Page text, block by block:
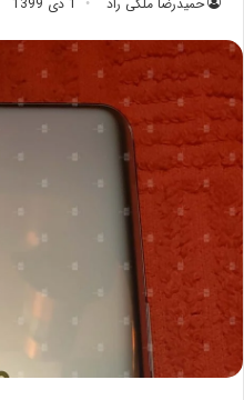
حمیدرضا ملکی راد 1 دی 1399